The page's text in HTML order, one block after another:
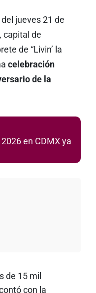
jueves 21 de
capital de
de “Livin’ la
celebración
de la
en CDMX ya
de 15 mil
con la